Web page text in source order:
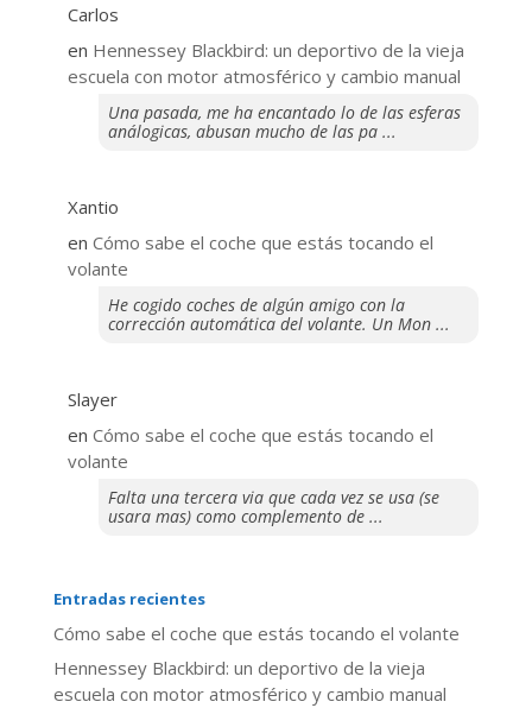
Carlos
en Hennessey Blackbird: un deportivo de la vieja
escuela con motor atmosférico y cambio manual
Una pasada, me ha encantado lo de las esferas
análogicas, abusan mucho de las pa ...
Xantio
en ​Cómo sabe el coche que estás tocando el
volante
He cogido coches de algún amigo con la
corrección automática del volante. Un Mon ...
Slayer
en ​Cómo sabe el coche que estás tocando el
volante
Falta una tercera via que cada vez se usa (se
usara mas) como complemento de ...
Entradas recientes
​Cómo sabe el coche que estás tocando el volante
Hennessey Blackbird: un deportivo de la vieja
escuela con motor atmosférico y cambio manual